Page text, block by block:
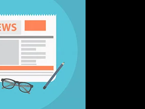
DE MARKETING
apoyamos para lanzar tu
o potenciar tu
a través del marketing